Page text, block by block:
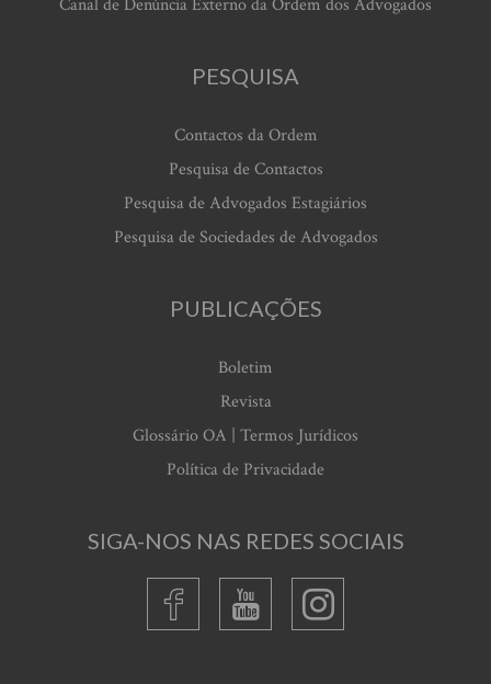
Canal de Denúncia Externo da Ordem dos Advogados
PESQUISA
Contactos da Ordem
Pesquisa de Contactos
Pesquisa de Advogados Estagiários
Pesquisa de Sociedades de Advogados
PUBLICAÇÕES
Boletim
Revista
Glossário OA | Termos Jurídicos
Política de Privacidade
SIGA-NOS NAS REDES SOCIAIS